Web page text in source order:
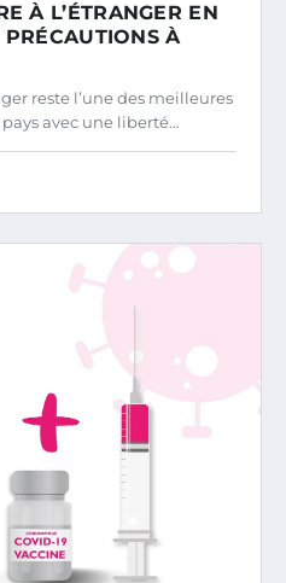
À L’ÉTRANGER EN
À
reste l’une des meilleures
avec une liberté…